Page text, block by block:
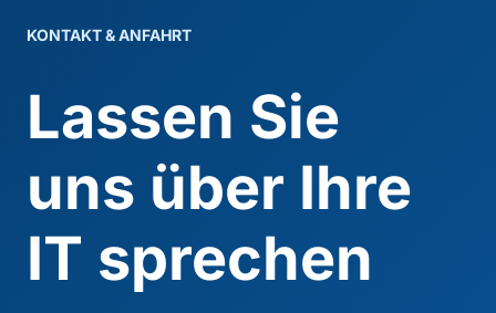
IT-Wartung & Fernwartung
Netzwerksicherheit
Backup & Recovery
DSGVO & Datenschutz
NIS2 für KMU
IT-Flatrate für Unternehmen
Cloud-Lösungen
Monitoring & 24/7
IT für Kanzleien
IT für Steuerberater
SC24 – Ihr IT-Partner
KONTAKT & ANFAHRT
Lassen Sie
uns über Ihre
IT sprechen